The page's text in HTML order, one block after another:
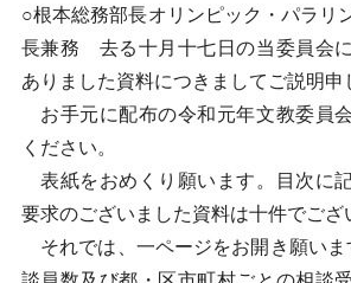
○根本総務部長オリンピック・パラリ
長兼務 去る十月十七日の当委員会
ありました資料につきましてご説明申
お手元に配布の令和元年文教委員
ください。
表紙をおめくり願います。目次に
要求のございました資料は十件でござ
それでは、一ページをお開き願いま